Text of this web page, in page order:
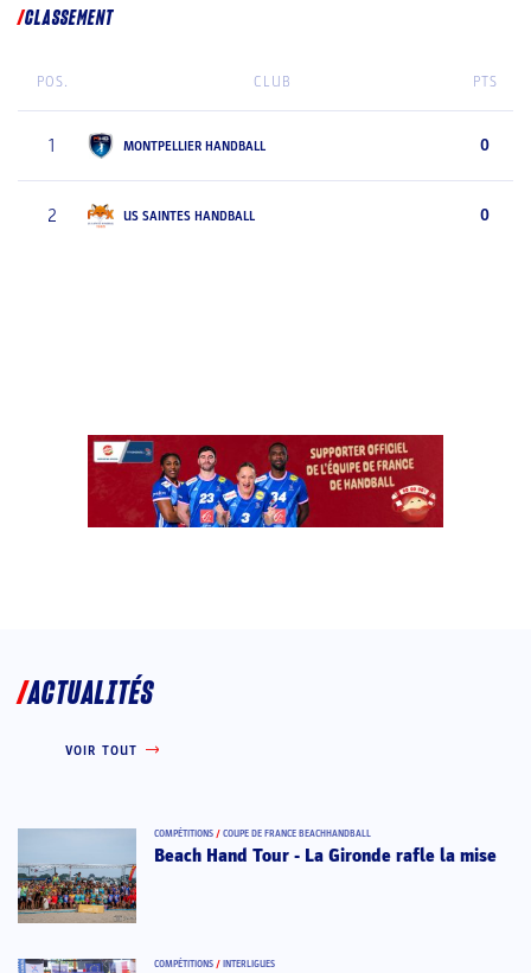
CLASSEMENT
POS. CLUB PTS
1 MONTPELLIER HANDBALL 0
2 US SAINTES HANDBALL 0
ACTUALITÉS
VOIR TOUT
COMPÉTITIONS / COUPE DE FRANCE BEACHHANDBALL
Beach Hand Tour - La Gironde rafle la mise
COMPÉTITIONS / INTERLIGUES